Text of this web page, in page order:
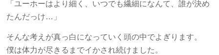
「ユーホーはより細く、いつでも繊細になんて、誰が決め
たんだっけ…」
そんな考えが真っ白になっていく頭の中でよぎります。
僕は体力が尽きるまでイかされ続けました。